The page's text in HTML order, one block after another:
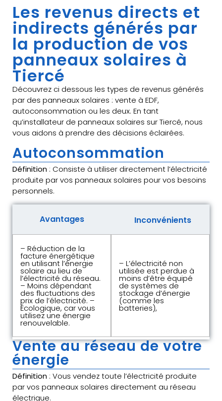
Les revenus directs et
indirects générés par
la production de vos
panneaux solaires à
Tiercé
Découvrez ci dessous les types de revenus générés
par des panneaux solaires : vente à EDF,
autoconsommation ou les deux. En tant
qu’installateur de panneaux solaires sur Tiercé, nous
vous aidons à prendre des décisions éclairées.
Autoconsommation
Définition : Consiste à utiliser directement l’électricité
produite par vos panneaux solaires pour vos besoins
personnels.
Avantages Inconvénients
– Réduction de la
facture énergétique
en utilisant l’énergie
solaire au lieu de
l’électricité du réseau.
– Moins dépendant
des fluctuations des
prix de l’électricité. –
Écologique, car vous
utilisez une énergie
renouvelable.
– L’électricité non
utilisée est perdue à
moins d’être équipé
de systèmes de
stockage d’énergie
(comme les
batteries),
Vente au réseau de votre
énergie
Définition : Vous vendez toute l’électricité produite
par vos panneaux solaires directement au réseau
électrique.